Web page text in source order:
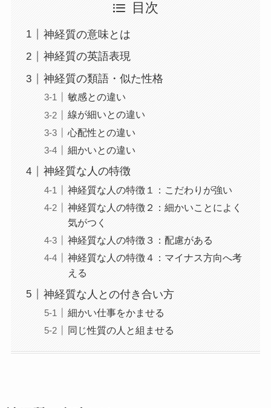
目次
神経質の意味とは
神経質の英語表現
神経質の類語・似た性格
敏感との違い
線が細いとの違い
心配性との違い
細かいとの違い
神経質な人の特徴
神経質な人の特徴１：こだわりが強い
神経質な人の特徴２：細かいことによく
気がつく
神経質な人の特徴３：配慮がある
神経質な人の特徴４：マイナス方向へ考
える
神経質な人との付き合い方
細かい仕事をかませる
同じ性質の人と組ませる